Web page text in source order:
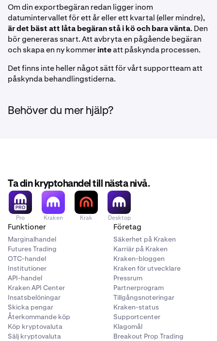
Om din exportbegäran redan ligger inom
datumintervallet för ett år eller ett kvartal (eller mindre),
är det bäst att låta begäran stå i kö och bara vänta. Den
bör genereras snart. Att avbryta en pågående begäran
och skapa en ny kommerinteatt påskynda processen.
Det finns inte heller något sätt för vårt supportteam att
påskynda behandlingstiderna.
Behöver du mer hjälp?
Ta din kryptohandel till nästa nivå.
Pro Kraken Krak Desktop
Funktioner
Marginalhandel
Futures Trading
OTC-handel
Institutioner
API-handel
Kraken API Center
Insatsbelöningar
Skicka pengar
Återkommande köp
Köp kryptovaluta
Sälj kryptovaluta
Företag
Säkerhet på Kraken
Karriär på Kraken
Kraken-bloggen
Kraken för utvecklare
Pressrum
Partnerprogram
Tillgångsnoteringar
Kraken-status
Supportcenter
Klagomål
Breakout Prop Trading